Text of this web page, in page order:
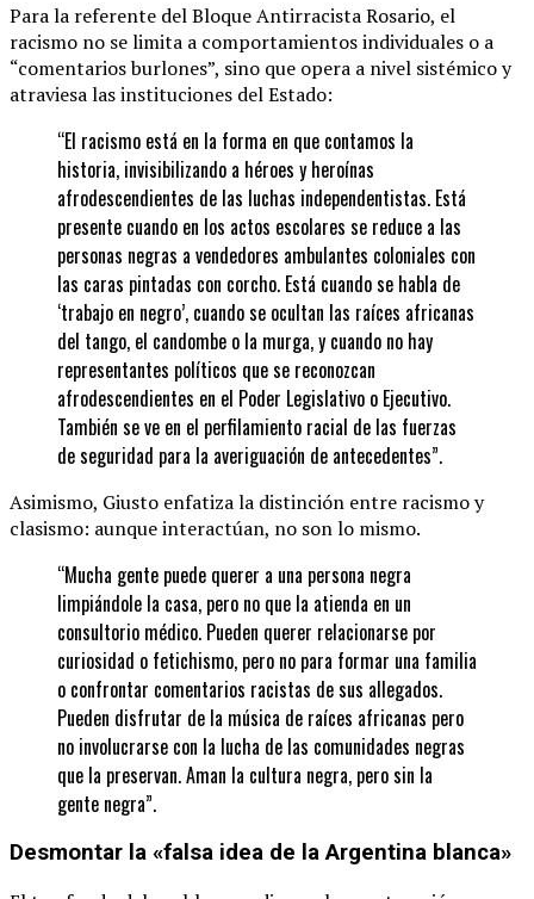
Para la referente del Bloque Antirracista Rosario, el
racismo no se limita a comportamientos individuales o a
“comentarios burlones”, sino que opera a nivel sistémico y
atraviesa las instituciones del Estado:
“El racismo está en la forma en que contamos la
historia, invisibilizando a héroes y heroínas
afrodescendientes de las luchas independentistas. Está
presente cuando en los actos escolares se reduce a las
personas negras a vendedores ambulantes coloniales con
las caras pintadas con corcho. Está cuando se habla de
‘trabajo en negro’, cuando se ocultan las raíces africanas
del tango, el candombe o la murga, y cuando no hay
representantes políticos que se reconozcan
afrodescendientes en el Poder Legislativo o Ejecutivo.
También se ve en el perfilamiento racial de las fuerzas
de seguridad para la averiguación de antecedentes”.
Asimismo, Giusto enfatiza la distinción entre racismo y
clasismo: aunque interactúan, no son lo mismo.
“Mucha gente puede querer a una persona negra
limpiándole la casa, pero no que la atienda en un
consultorio médico. Pueden querer relacionarse por
curiosidad o fetichismo, pero no para formar una familia
o confrontar comentarios racistas de sus allegados.
Pueden disfrutar de la música de raíces africanas pero
no involucrarse con la lucha de las comunidades negras
que la preservan. Aman la cultura negra, pero sin la
gente negra”.
Desmontar la «falsa idea de la Argentina blanca»